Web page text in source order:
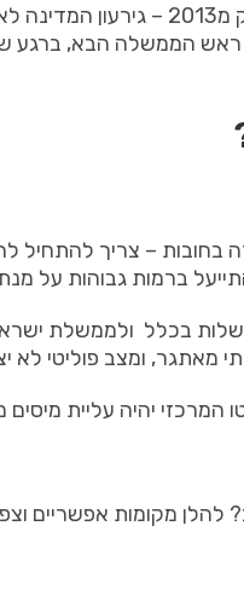
מ2013 – גירעון המדינה
ראש הממשלה הבא, ברגע
בחובות – צריך להתחיל
ברמות גבוהות על
בכלל ולממשלת
מאתגר, ומצב פוליטי לא
המרכזי יהיה עליית
? להלן מקומות אפשריים